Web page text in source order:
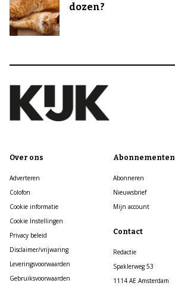
dozen?
Over ons
Adverteren
Colofon
Cookie informatie
Cookie Instellingen
Privacy beleid
Disclaimer/vrijwaring
Leveringsvoorwaarden
Gebruiksvoorwaarden
Abonnementen
Abonneren
Nieuwsbrief
Mijn account
Contact
Redactie
Spaklerweg 53
1114 AE Amsterdam